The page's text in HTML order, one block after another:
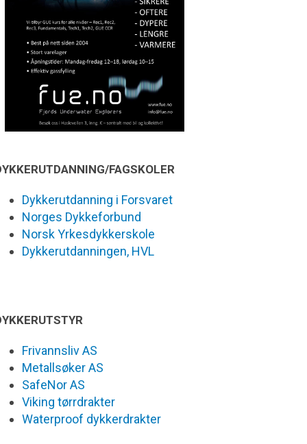
FAGSKOLER
Dykkerutdanning i Forsvaret
Norges Dykkeforbund
Norsk Yrkesdykkerskole
Dykkerutdanningen, HVL
Frivannsliv AS
Metallsøker AS
SafeNor AS
Viking tørrdrakter
Waterproof dykkerdrakter